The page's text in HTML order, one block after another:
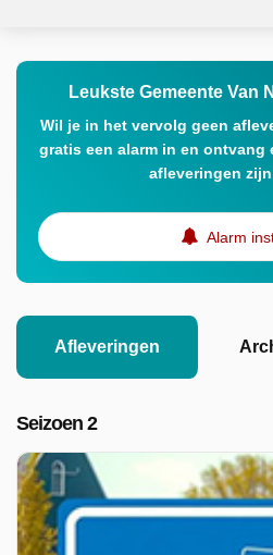
Leukste Gemeente Van
Wil je in het vervolg geen
gratis een alarm in en ontvang
afleveringen
Alarm
Afleveringen
Seizoen 2